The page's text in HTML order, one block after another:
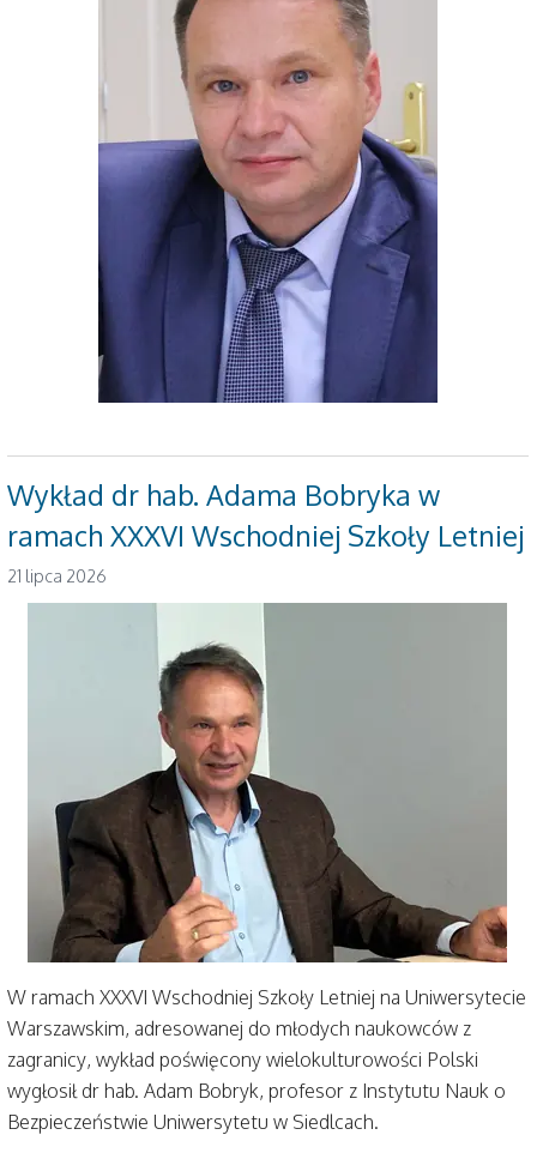
Wykład dr hab. Adama Bobryka w
ramach XXXVI Wschodniej Szkoły Letniej
21 lipca 2026
W ramach XXXVI Wschodniej Szkoły Letniej na Uniwersytecie
Warszawskim, adresowanej do młodych naukowców z
zagranicy, wykład poświęcony wielokulturowości Polski
wygłosił dr hab. Adam Bobryk, profesor z Instytutu Nauk o
Bezpieczeństwie Uniwersytetu w Siedlcach.